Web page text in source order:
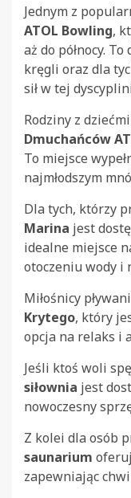
Jednym z
ATOL Bowling,
aż do północy.
kręgli oraz dla
sił w tej
Rodziny z
Dmuchańców
To miejsce
najmłodszym
Dla tych, którzy
Marina jest
idealne miejsce
otoczeniu wody i
Miłośnicy
Krytego, który
opcja na relaks i
Jeśli ktoś woli
siłownia jest
nowoczesny
Z kolei dla osób
saunarium
zapewniając